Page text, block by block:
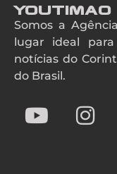
YouTimao
Somos a
lugar ideal
notícias do
do Brasil.